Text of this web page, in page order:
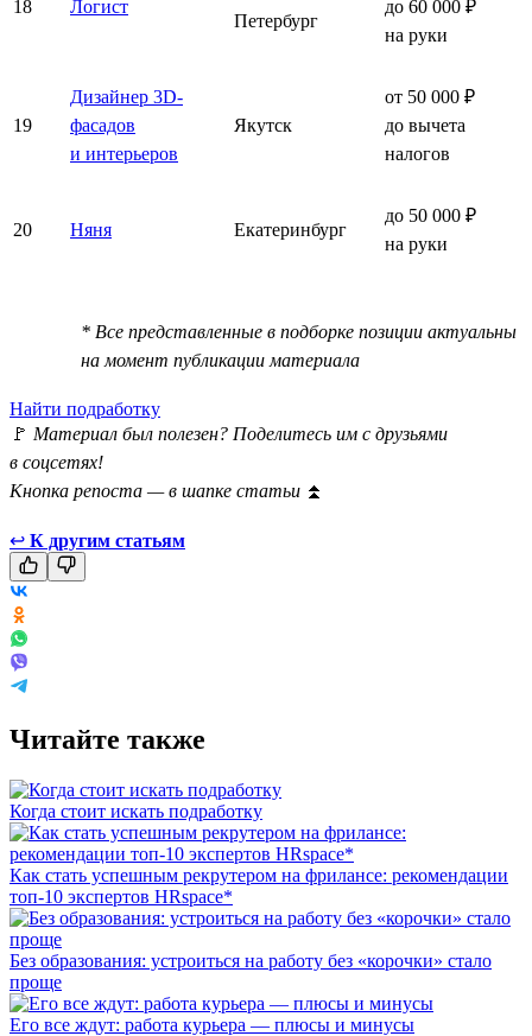
18 Логист
Петербург
до 60 000 ₽
на руки
19
Дизайнер 3D-
фасадов
и интерьеров
Якутск
от 50 000 ₽
до вычета
налогов
20 Няня Екатеринбург
до 50 000 ₽
на руки
* Все представленные в подборке позиции актуальны
на момент публикации материала
Найти подработку
🚩 Материал был полезен? Поделитесь им с друзьями
в соцсетях!
Кнопка репоста — в шапке статьи ⏫
↩ К другим статьям
Читайте также
Когда стоит искать подработку
Как стать успешным рекрутером на фрилансе: рекомендации
топ-10 экспертов HRspace*
Без образования: устроиться на работу без «корочки» стало
проще
Его все ждут: работа курьера — плюсы и минусы